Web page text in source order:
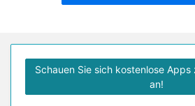
Schauen Sie sich kostenlose Apps
an!